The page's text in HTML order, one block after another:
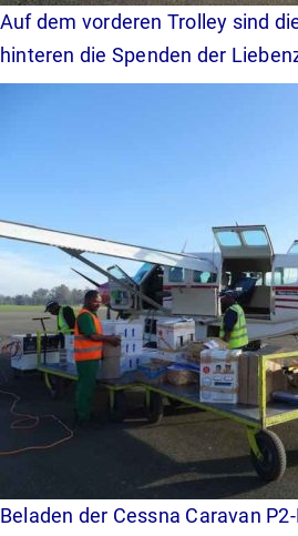
Auf dem vorderen Trolley sind
hinteren die Spenden der
Beladen der Cessna Caravan